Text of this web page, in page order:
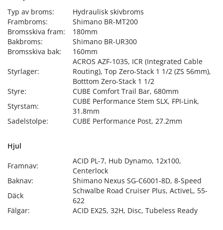
Typ av broms:
Hydraulisk skivbroms
Frambroms:
Shimano BR-MT200
Bromsskiva fram:
180mm
Bakbroms:
Shimano BR-UR300
Bromsskiva bak:
160mm
Styrlager:
ACROS AZF-1035, ICR (Integrated Cable
Routing), Top Zero-Stack 1 1/2 (ZS 56mm),
Botttom Zero-Stack 1 1/2
Styre:
CUBE Comfort Trail Bar, 680mm
Styrstam:
CUBE Performance Stem SLX, FPI-Link,
31.8mm
Sadelstolpe:
CUBE Performance Post, 27.2mm
Hjul
Framnav:
ACID PL-7, Hub Dynamo, 12x100,
Centerlock
Baknav:
Shimano Nexus SG-C6001-8D, 8-Speed
Däck
Schwalbe Road Cruiser Plus, ActiveL, 55-
622
Fälgar:
ACID EX25, 32H, Disc, Tubeless Ready